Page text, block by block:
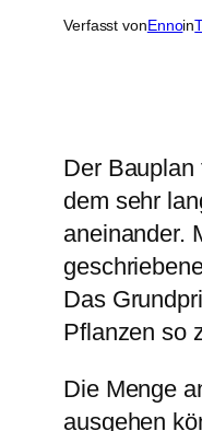
Verfasst vonEnnoin
Der
dem sehr
aneinander.
Das
Pflanzen so
Die Menge
ausgehen